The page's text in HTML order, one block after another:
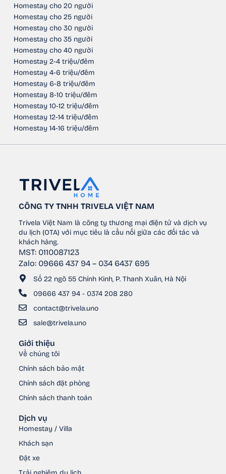
Homestay cho 20 người
Homestay cho 25 người
Homestay cho 30 người
Homestay cho 35 người
Homestay cho 40 người
Homestay 2-4 triệu/đêm
Homestay 4-6 triệu/đêm
Homestay 6-8 triệu/đêm
Homestay 8-10 triệu/đêm
Homestay 10-12 triệu/đêm
Homestay 12-14 triệu/đêm
Homestay 14-16 triệu/đêm
CÔNG TY TNHH TRIVELA VIỆT NAM
Trivela Việt Nam là công ty thương mại điện tử và dịch vụ
du lịch (OTA) với mục tiêu là cầu nối giữa các đối tác và
khách hàng.
MST: 0110087123
Zalo: 09666 437 94 – 034 6437 695
Số 22 ngõ 55 Chính Kinh, P. Thanh Xuân, Hà Nội
09666 437 94 - 0374 208 280
contact@trivela.uno
sale@trivela.uno
Giới thiệu
Về chúng tôi
Chính sách bảo mật
Chính sách đặt phòng
Chính sách thanh toán
Dịch vụ
Homestay / Villa
Khách sạn
Đặt xe